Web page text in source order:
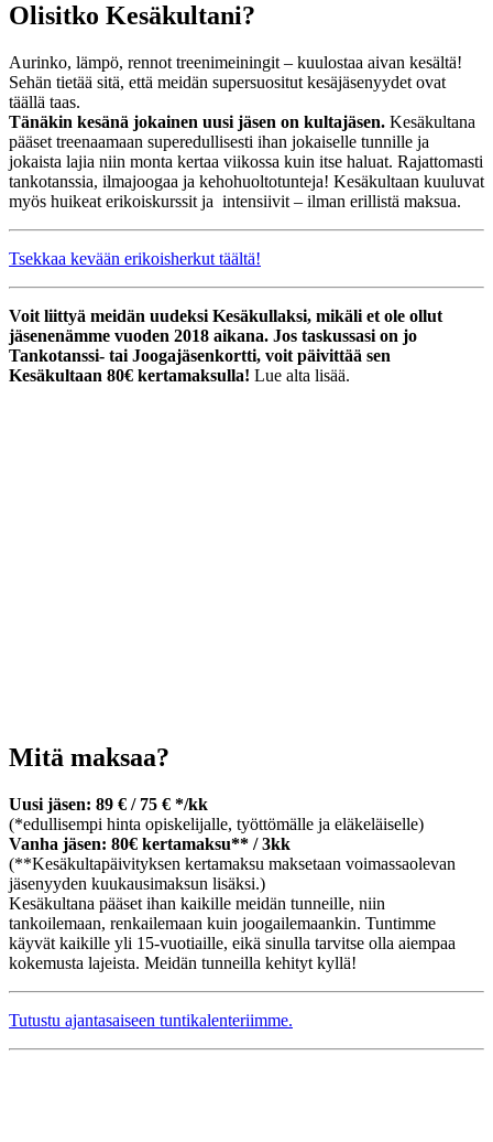
Olisitko Kesäkultani?
Aurinko, lämpö, rennot treenimeiningit – kuulostaa aivan kesältä!
Sehän tietää sitä, että meidän supersuositut kesäjäsenyydet ovat
täällä taas.
Tänäkin kesänä jokainen uusi jäsen on kultajäsen. Kesäkultana
pääset treenaamaan superedullisesti ihan jokaiselle tunnille ja
jokaista lajia niin monta kertaa viikossa kuin itse haluat. Rajattomasti
tankotanssia, ilmajoogaa ja kehohuoltotunteja! Kesäkultaan kuuluvat
myös huikeat erikoiskurssit ja intensiivit – ilman erillistä maksua.
Tsekkaa kevään erikoisherkut täältä!
Voit liittyä meidän uudeksi Kesäkullaksi, mikäli et ole ollut
jäsenenämme vuoden 2018 aikana. Jos taskussasi on jo
Tankotanssi- tai Joogajäsenkortti, voit päivittää sen
Kesäkultaan 80€ kertamaksulla! Lue alta lisää.
Mitä maksaa?
Uusi jäsen: 89 € / 75 € */kk
(*edullisempi hinta opiskelijalle, työttömälle ja eläkeläiselle)
Vanha jäsen: 80€ kertamaksu** / 3kk
(**Kesäkultapäivityksen kertamaksu maksetaan voimassaolevan
jäsenyyden kuukausimaksun lisäksi.)
Kesäkultana pääset ihan kaikille meidän tunneille, niin
tankoilemaan, renkailemaan kuin joogailemaankin. Tuntimme
käyvät kaikille yli 15-vuotiaille, eikä sinulla tarvitse olla aiempaa
kokemusta lajeista. Meidän tunneilla kehityt kyllä!
Tutustu ajantasaiseen tuntikalenteriimme.